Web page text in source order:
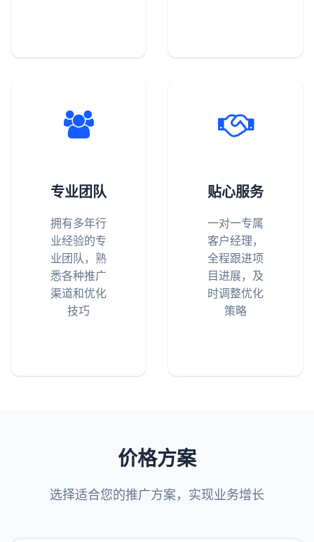
专业团队
拥有多年行
业经验的专
业团队，熟
悉各种推广
渠道和优化
技巧
贴心服务
一对一专属
客户经理，
全程跟进项
目进展，及
时调整优化
策略
价格方案
选择适合您的推广方案，实现业务增长